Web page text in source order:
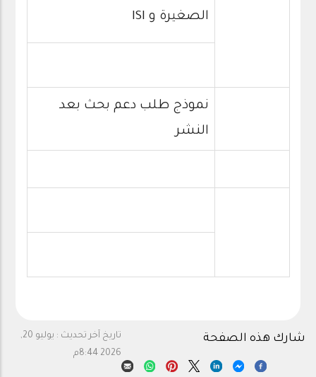
الصغيرة و ISI
نموذج طلب دعم بحث بعد
النشر
تاريخ آخر تحديث :
يوليو 20,
2026 8:44م
شارك هذه الصفحة